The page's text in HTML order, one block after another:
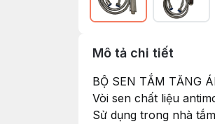
Mô tả chi tiết
BỘ SEN TẮM TĂNG
Vòi sen chất liệu
Sử dụng trong nhà tắm